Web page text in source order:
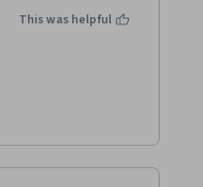
This was helpful